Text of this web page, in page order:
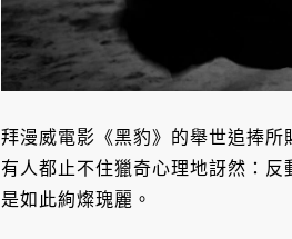
拜漫威電影《黑豹》的舉世追捧
有人都止不住獵奇心理地訝然：
是如此絢燦瑰麗。